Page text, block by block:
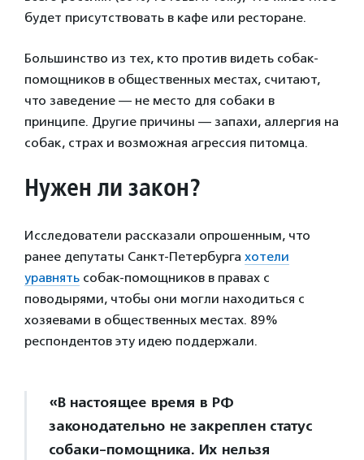
будет присутствовать в кафе или ресторане.
Большинство из тех, кто против видеть собак-
помощников в общественных местах, считают,
что заведение — не место для собаки в
принципе. Другие причины — запахи, аллергия на
собак, страх и возможная агрессия питомца.
Нужен ли закон?
Исследователи рассказали опрошенным, что
ранее депутаты Санкт-Петербурга хотели
уравнять собак-помощников в правах с
поводырями, чтобы они могли находиться с
хозяевами в общественных местах. 89%
респондентов эту идею поддержали.
«В настоящее время в РФ
законодательно не закреплен статус
собаки-помощника. Их нельзя